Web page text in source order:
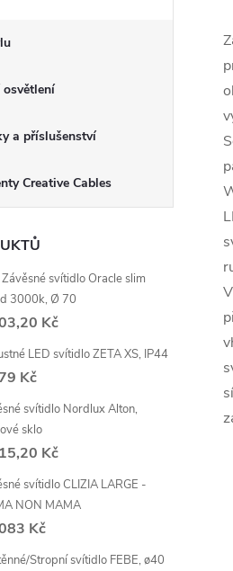
a příslušenství
Creative Cables
svítidlo Oracle slim
3000k, Ø 70
Kč
LED svítidlo ZETA XS, IP44
Kč
svítidlo Nordlux Alton,
sklo
Kč
svítidlo CLIZIA LARGE -
NON MAMA
Kč
Stropní svítidlo FEBE, ø40